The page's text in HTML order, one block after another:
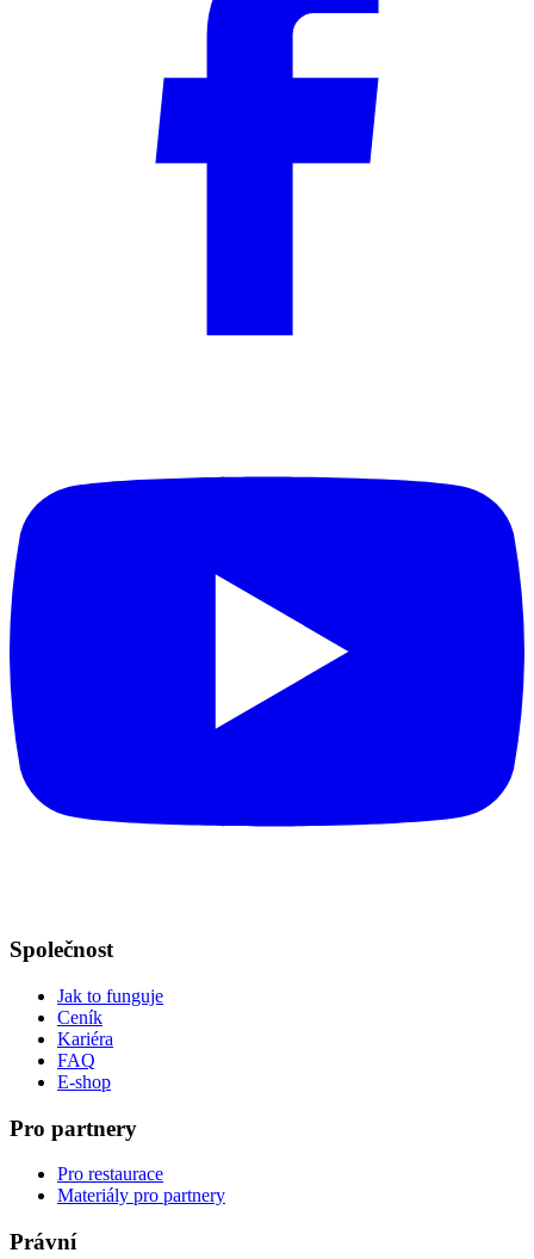
Společnost
Jak to funguje
Ceník
Kariéra
FAQ
E-shop
Pro partnery
Pro restaurace
Materiály pro partnery
Právní